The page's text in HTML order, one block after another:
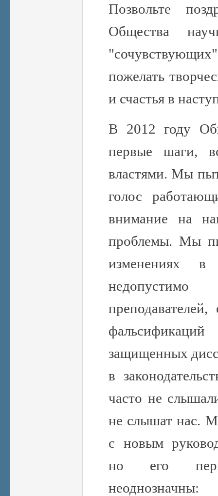
Позвольте
Общества
пожелать
и счастья в
В 2012 году
первые шаги,
властями. Мы
голос
внимание на
проблемы. Мы
изменениях
защищенных
в
часто не
не слышат нас.
с новым
но его